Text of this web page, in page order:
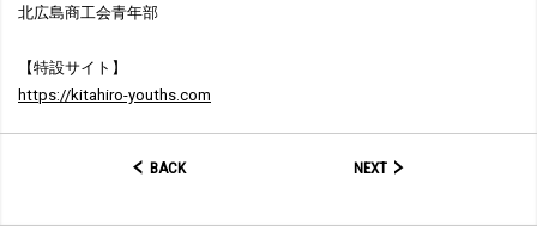
北広島商工会青年部
【特設サイト】
https://kitahiro-youths.com
BACK NEXT